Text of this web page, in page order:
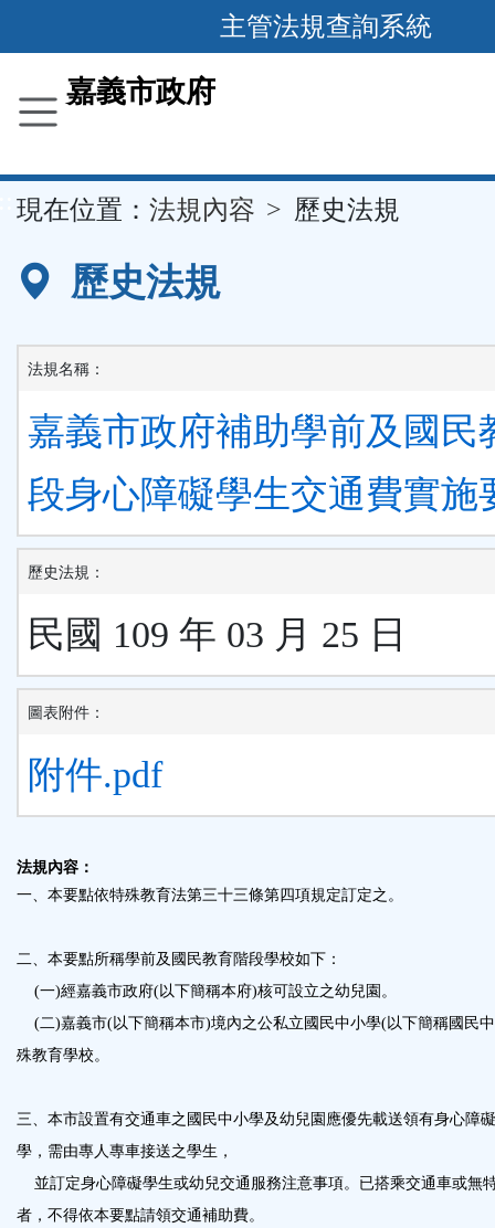
內
容
主管法規查詢系統
嘉義市政府
現在位置： 法規內容 歷史法規
歷史法規
法規名稱：
嘉義市政府補助學前及國民
段身心障礙學生交通費實施
歷史法規：
民國 109 年 03 月 25 日
圖表附件：
附件.pdf
法規內容：
一、本要點依特殊教育法第三十三條第四項規定訂定之。
二、本要點所稱學前及國民教育階段學校如下：
(一)經嘉義市政府(以下簡稱本府)核可設立之幼兒園。
(二)嘉義市(以下簡稱本市)境內之公私立國民中小學(以下簡稱國民
殊教育學校。
三、本市設置有交通車之國民中小學及幼兒園應優先載送領有身心障
學，需由專人專車接送之學生，
並訂定身心障礙學生或幼兒交通服務注意事項。已搭乘交通車或無
者，不得依本要點請領交通補助費。